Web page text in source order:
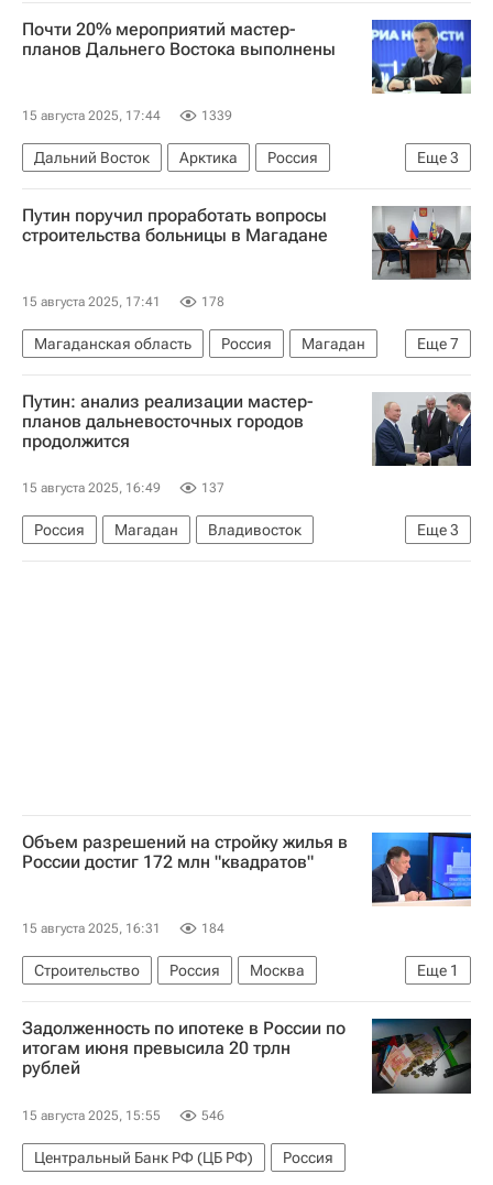
Почти 20% мероприятий мастер-
планов Дальнего Востока выполнены
15 августа 2025, 17:44 1339
Еще3
Дальний Восток Арктика
Россия
Алексей Чекунков
Владимир Путин
Градостроительство
Путин поручил проработать вопросы
строительства больницы в Магадане
15 августа 2025, 17:41 178
Еще7
Магаданская область Россия
Магадан
Сергей Носов
Владимир Путин
Максим Орешкин
Инфраструктура
Социальная инфраструктура
Строительство
Путин: анализ реализации мастер-
планов дальневосточных городов
продолжится
15 августа 2025, 16:49 137
Еще3
Россия Магадан
Владивосток
Владимир Путин
Объем разрешений на стройку жилья в
России достиг 172 млн "квадратов"
15 августа 2025, 16:31 184
Еще 1
Строительство Россия
Москва
Марат Хуснуллин
Задолженность по ипотеке в России по
итогам июня превысила 20 трлн
рублей
15 августа 2025, 15:55 546
Центральный Банк РФ (ЦБ РФ) Россия